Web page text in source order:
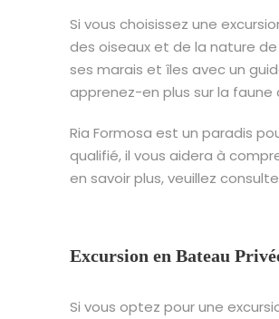
Si vous choisissez une
des oiseaux et de la nature
ses marais et îles avec un
apprenez-en plus sur la
Ria Formosa est un paradis
qualifié, il vous aidera à
en savoir plus, veuillez
Excursion en Bateau
Si vous optez pour une